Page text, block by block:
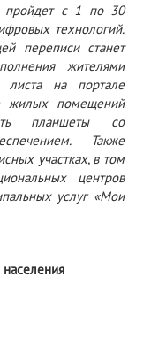
пройдет с 1 по 30
технологий.
переписи станет
жителями
листа на портале
жилых помещений
планшеты со
Также
участках, в том
центров
услуг «Мои